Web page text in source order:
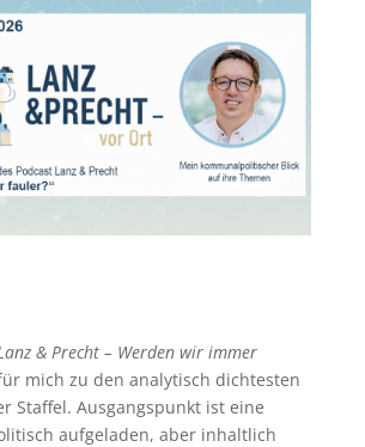
& Precht – Werden wir immer
mich zu den analytisch dichtesten
Staffel. Ausgangspunkt ist eine
aufgeladen, aber inhaltlich